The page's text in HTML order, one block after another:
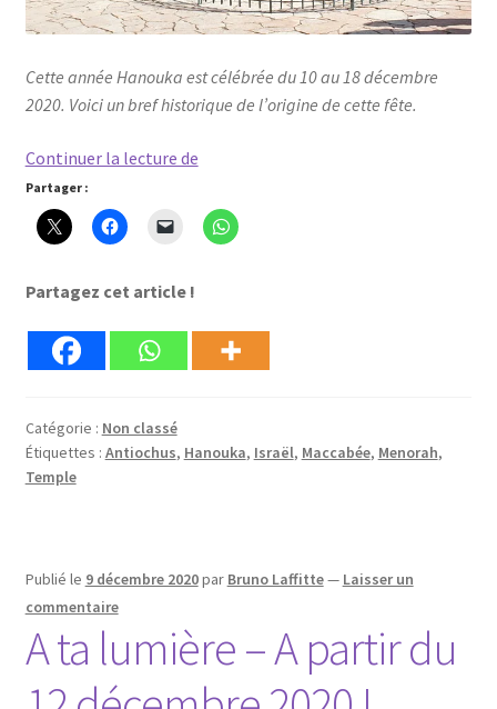
Cette année Hanouka est célébrée du 10 au 18 décembre
2020. Voici un bref historique de l’origine de cette fête.
Continuer la lecture deUn
historique
d’Hanouka
Partager :
Partagez cet article !
Catégorie : Non classé
Étiquettes : Antiochus, Hanouka, Israël, Maccabée, Menorah,
Temple
Publié le 9 décembre 2020par Bruno Laffitte— Laisser un
commentaire
A ta lumière – A partir du